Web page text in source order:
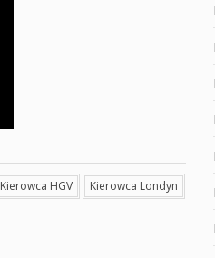
Kierowca HGV
Kierowca Londyn